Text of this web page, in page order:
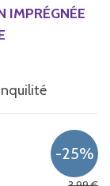
IMPRÉGNÉE